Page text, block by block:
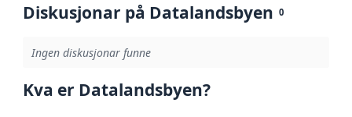
Diskusjonar på Datalandsbyen 0
Ingen diskusjonar funne
Kva er Datalandsbyen?